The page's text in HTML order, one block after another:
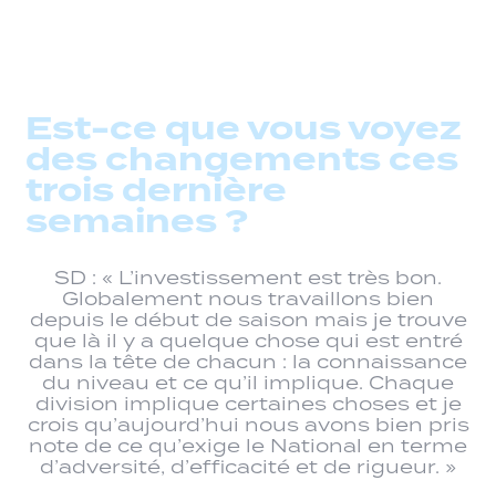
Est-ce que vous voyez
des changements ces
trois dernière
semaines ?
SD : « L’investissement est très bon.
Globalement nous travaillons bien
depuis le début de saison mais je trouve
que là il y a quelque chose qui est entré
dans la tête de chacun : la connaissance
du niveau et ce qu’il implique. Chaque
division implique certaines choses et je
crois qu’aujourd’hui nous avons bien pris
note de ce qu’exige le National en terme
d’adversité, d’efficacité et de rigueur. »